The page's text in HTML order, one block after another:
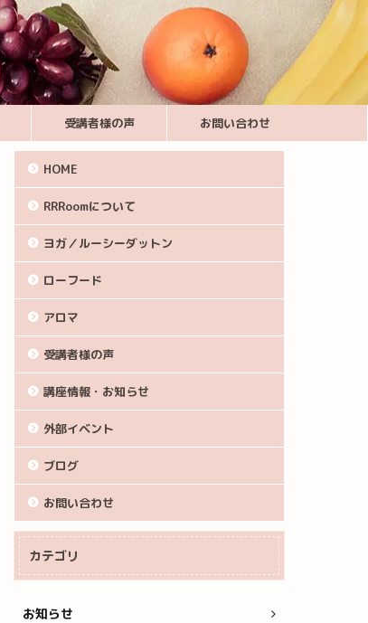
受講者様の声 お問い合わせ
HOME
RRRoomについて
ヨガ／ルーシーダットン
ローフード
アロマ
受講者様の声
講座情報・お知らせ
外部イベント
ブログ
お問い合わせ
カテゴリ
お知らせ